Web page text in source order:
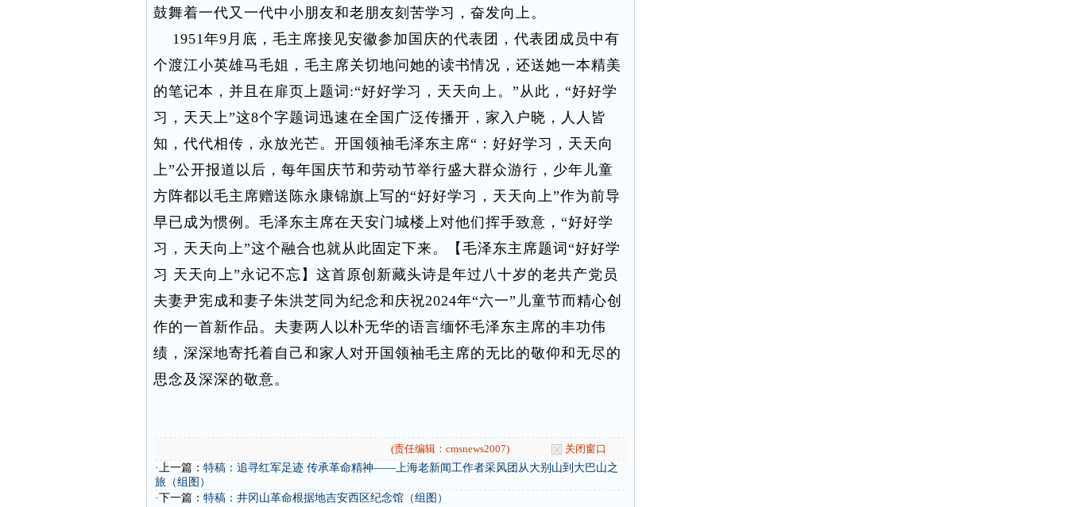
鼓舞着一代又一代中小朋友和老朋友刻苦学习，奋发向上。
1951年9月底，毛主席接见安徽参加国庆的代表团，代表团成员中有
个渡江小英雄马毛姐，毛主席关切地问她的读书情况，还送她一本精美
的笔记本，并且在扉页上题词:“好好学习，天天向上。”从此，“好好学
习，天天上”这8个字题词迅速在全国广泛传播开，家入户晓，人人皆
知，代代相传，永放光芒。开国领袖毛泽东主席“：好好学习，天天向
上”公开报道以后，每年国庆节和劳动节举行盛大群众游行，少年儿童
方阵都以毛主席赠送陈永康锦旗上写的“好好学习，天天向上”作为前导
早已成为惯例。毛泽东主席在天安门城楼上对他们挥手致意，“好好学
习，天天向上”这个融合也就从此固定下来。【毛泽东主席题词“好好学
习 天天向上”永记不忘】这首原创新藏头诗是年过八十岁的老共产党员
夫妻尹宪成和妻子朱洪芝同为纪念和庆祝2024年“六一”儿童节而精心创
作的一首新作品。夫妻两人以朴无华的语言缅怀毛泽东主席的丰功伟
绩，深深地寄托着自己和家人对开国领袖毛主席的无比的敬仰和无尽的
思念及深深的敬意。
(责任编辑：cmsnews2007)
关闭窗口
·上一篇： 特稿：追寻红军足迹 传承革命精神——上海老新闻工作者采风团从大别山到大巴山之
旅（组图）
·下一篇： 特稿：井冈山革命根据地吉安西区纪念馆（组图）